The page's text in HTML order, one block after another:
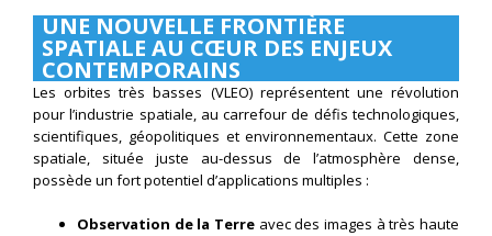
UNE NOUVELLE FRONTIÈRE
SPATIALE AU CŒUR DES ENJEUX
CONTEMPORAINS
Les orbites très basses (VLEO) représentent une révolution
pour l’industrie spatiale, au carrefour de défis technologiques,
scientifiques, géopolitiques et environnementaux. Cette zone
spatiale, située juste au-dessus de l’atmosphère dense,
possède un fort potentiel d’applications multiples :
Observation de la Terre avec des images à très haute